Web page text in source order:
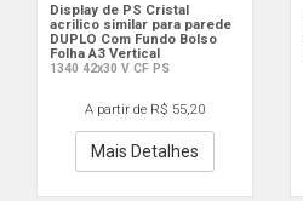
Display de PS Cristal
acrilico similar para parede
DUPLO Com Fundo Bolso
Folha A3 Vertical
1340 42x30 V CF PS
A partir de R$ 55,20
Mais Detalhes